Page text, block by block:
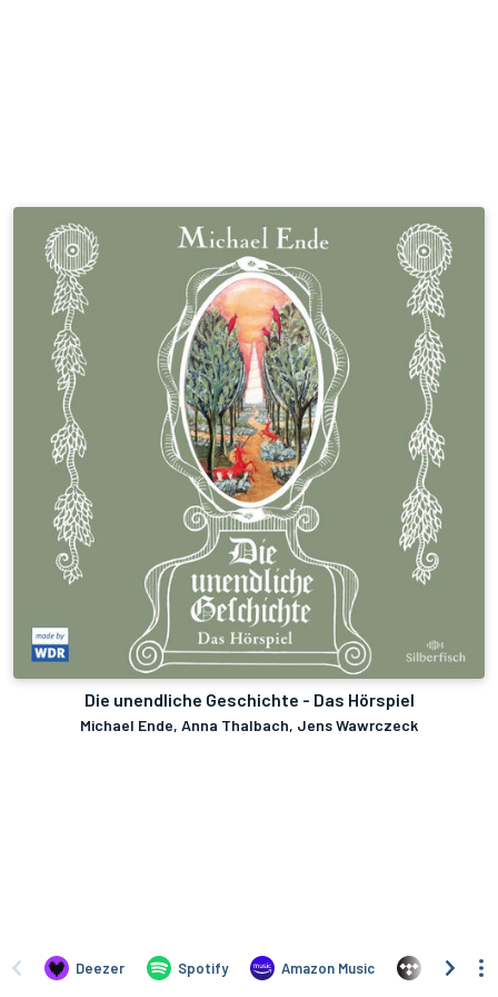
Die unendliche Geschichte - Das Hörspiel
Michael Ende, Anna Thalbach, Jens Wawrczeck
Deezer Spotify Amazon Music TIDAL